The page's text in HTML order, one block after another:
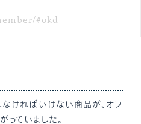
#okd
なければいけない商品が、オフ
ていました。